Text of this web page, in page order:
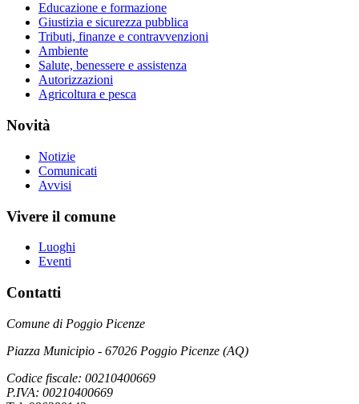
Educazione e formazione
Giustizia e sicurezza pubblica
Tributi, finanze e contravvenzioni
Ambiente
Salute, benessere e assistenza
Autorizzazioni
Agricoltura e pesca
Novità
Notizie
Comunicati
Avvisi
Vivere il comune
Luoghi
Eventi
Contatti
Comune di Poggio Picenze
Piazza Municipio - 67026 Poggio Picenze (AQ)
Codice fiscale: 00210400669
P.IVA: 00210400669